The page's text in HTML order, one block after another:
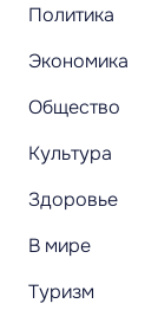
Политика
Экономика
Общество
Культура
Здоровье
В мире
Туризм